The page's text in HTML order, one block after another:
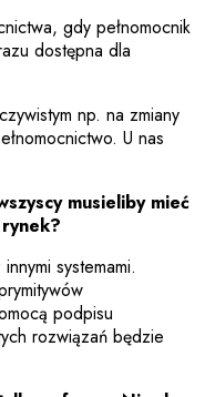
gdy pełnomocnik
dostępna dla
np. na zmiany
U nas
musieliby mieć
systemami.
podpisu
rozwiązań będzie